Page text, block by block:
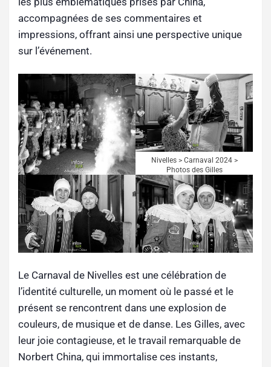
accompagnées de ses commentaires et
impressions, offrant ainsi une perspective unique
sur l’événement.
Nivelles > Carnaval 2024 >
Photos des Gilles
Le Carnaval de Nivelles est une célébration de
l’identité culturelle, un moment où le passé et le
présent se rencontrent dans une explosion de
couleurs, de musique et de danse. Les Gilles, avec
leur joie contagieuse, et le travail remarquable de
Norbert China, qui immortalise ces instants,